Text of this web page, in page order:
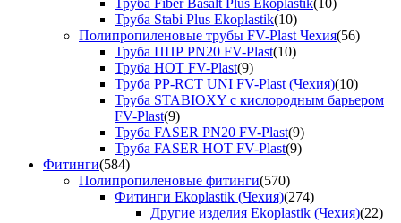
Труба Fiber Basalt Plus Ekoplastik(10)
Труба Stabi Plus Ekoplastik(10)
Полипропиленовые трубы FV-Plast Чехия(56)
Труба ППР PN20 FV-Plast(10)
Труба HOT FV-Plast(9)
Труба PP-RCT UNI FV-Plast (Чехия)(10)
Труба STABIOXY с кислородным барьером
FV-Plast(9)
Труба FASER PN20 FV-Plast(9)
Труба FASER HOT FV-Plast(9)
Фитинги(584)
Полипропиленовые фитинги(570)
Фитинги Ekoplastik (Чехия)(274)
Другие изделия Ekoplastik (Чехия)(22)